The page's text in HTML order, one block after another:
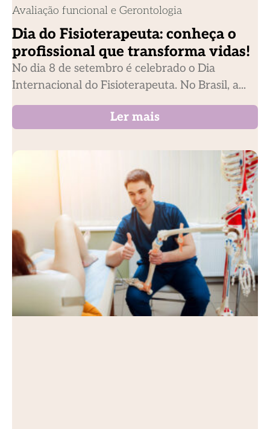
Avaliação funcional e Gerontologia
Dia do Fisioterapeuta: conheça o
profissional que transforma vidas!
No dia 8 de setembro é celebrado o Dia
Internacional do Fisioterapeuta. No Brasil, a...
Ler mais